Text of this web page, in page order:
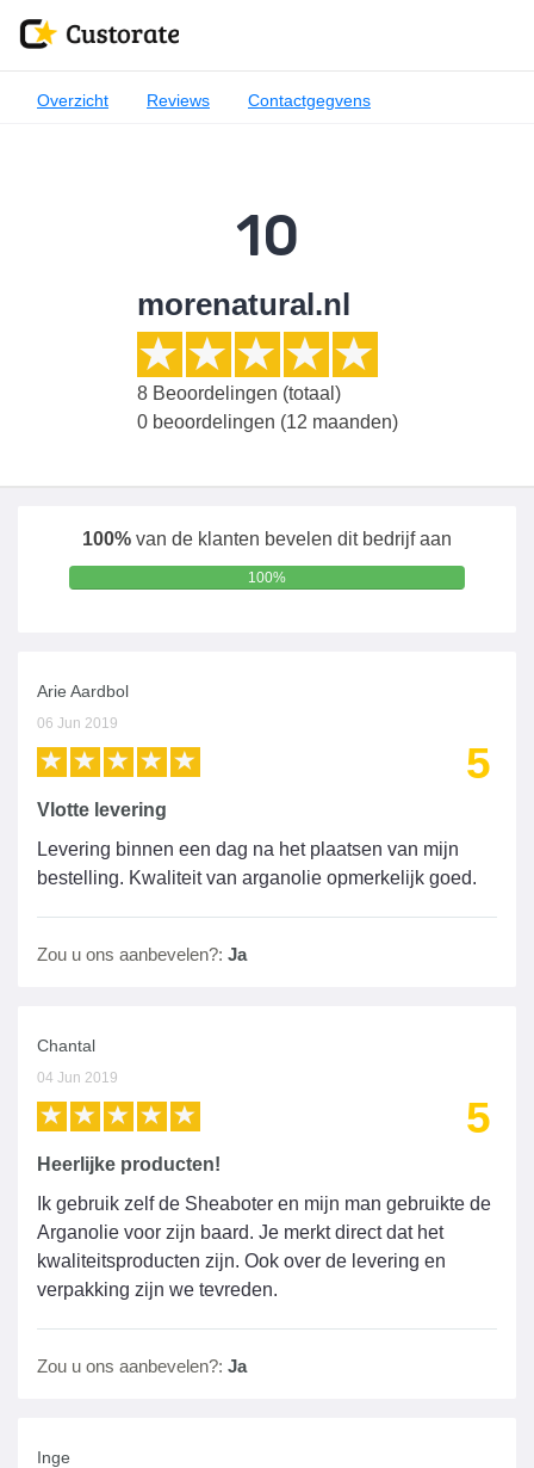
Overzicht Reviews Contactgegvens
10
morenatural.nl
8Beoordelingen (totaal)
0 beoordelingen (12 maanden)
100% van de klanten bevelen dit bedrijf aan
100%
Arie Aardbol
06 Jun 2019
5
Vlotte levering
Levering binnen een dag na het plaatsen van mijn
bestelling. Kwaliteit van arganolie opmerkelijk goed.
Zou u ons aanbevelen?: Ja
Chantal
04 Jun 2019
5
Heerlijke producten!
Ik gebruik zelf de Sheaboter en mijn man gebruikte de
Arganolie voor zijn baard. Je merkt direct dat het
kwaliteitsproducten zijn. Ook over de levering en
verpakking zijn we tevreden.
Zou u ons aanbevelen?: Ja
Inge